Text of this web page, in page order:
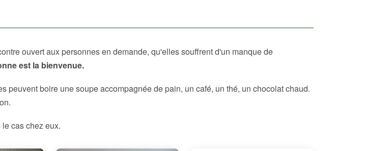
ouvert aux personnes en demande, qu'elles souffrent d'un manque de
est la bienvenue.
peuvent boire une soupe accompagnée de pain, un café, un thé, un chocolat chaud.
cas chez eux.